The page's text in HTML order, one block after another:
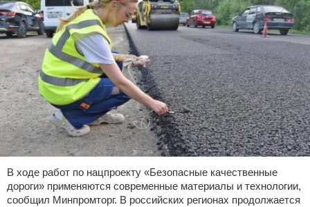
В ходе работ по нацпроекту «Безопасные качественные
дороги» применяются современные материалы и технологии,
сообщил Минпромторг. В российских регионах продолжается